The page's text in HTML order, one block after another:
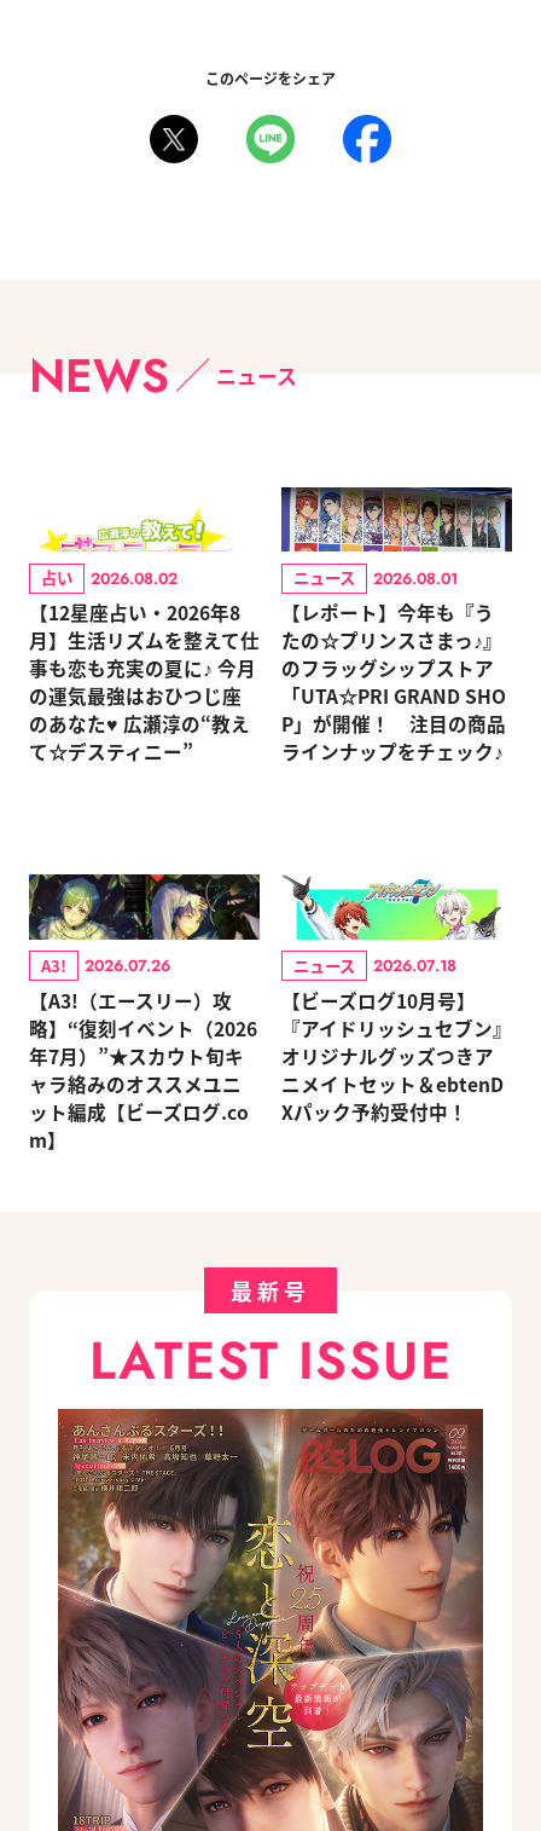
このページをシェア
NEWS ニュース
占い 2026.08.02
【12星座占い・2026年8
月】生活リズムを整えて仕
事も恋も充実の夏に♪ 今月
の運気最強はおひつじ座
のあなた♥ 広瀬淳の“教え
て☆デスティニー”
ニュース 2026.08.01
【レポート】今年も『う
たの☆プリンスさまっ♪』
のフラッグシップストア
「UTA☆PRI GRAND SHO
P」が開催！ 注目の商品
ラインナップをチェック♪
A3! 2026.07.26
【A3!（エースリー）攻
略】“復刻イベント（2026
年7月）”★スカウト旬キ
ャラ絡みのオススメユニ
ット編成【ビーズログ.co
m】
ニュース 2026.07.18
【ビーズログ10月号】
『アイドリッシュセブン』
オリジナルグッズつきア
ニメイトセット＆ebtenD
Xパック予約受付中！
最新号
LATEST ISSUE